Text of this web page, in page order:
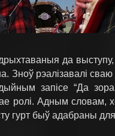
да
Зноў рэалізавалі
запісе “Да
ролі. Адным словам,
гурт быў адабраны для